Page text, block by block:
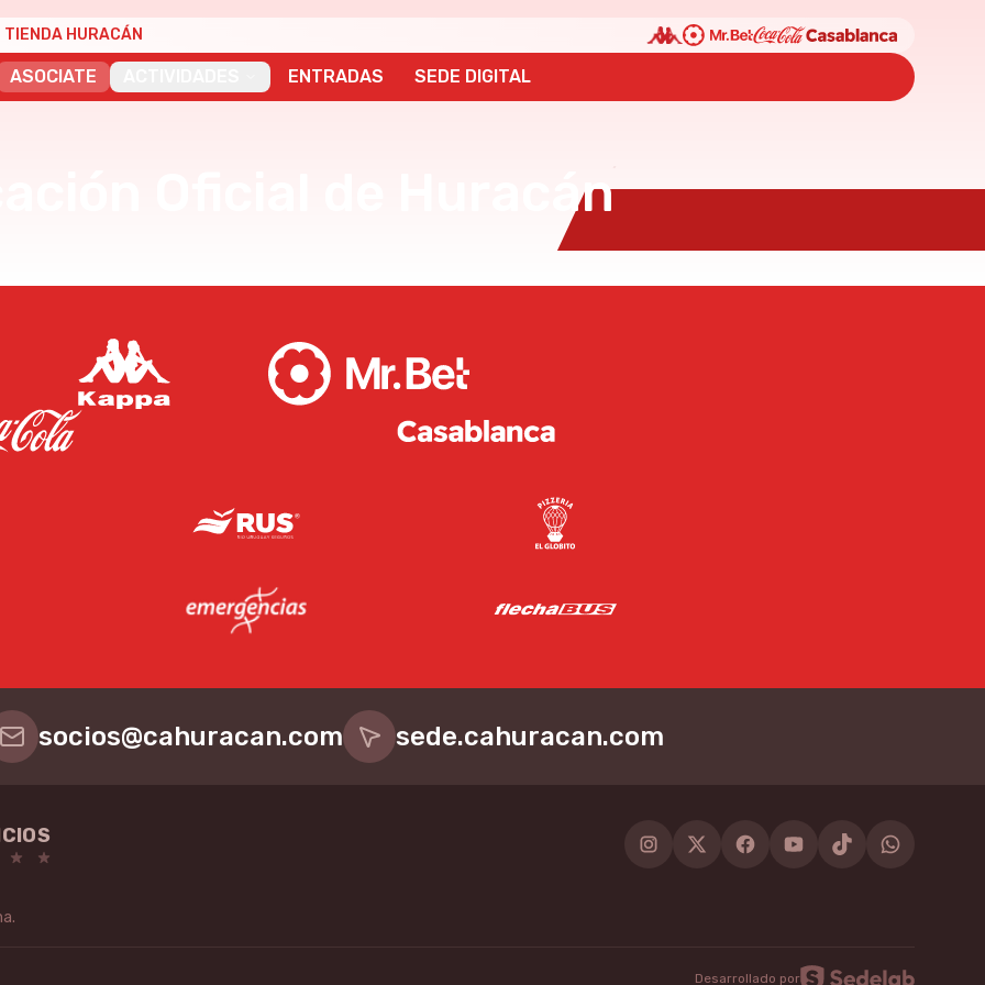
TIENDA HURACÁN
ASOCIATE ENTRADAS SEDE DIGITAL
Oficial de Huracán
socios@cahuracan.com sede.cahuracan.com
InstagramTwitterFacebookYoutubeTiktokWhatsApp
Desarrollado por